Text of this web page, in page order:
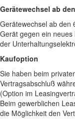
Gerätewechsel ab
Gerätewechsel ab den
Gerät gegen ein
der
Kaufoption
Sie haben beim
Vertragsabschluß
(Option im
Beim gewerblichen
die Möglichkeit den